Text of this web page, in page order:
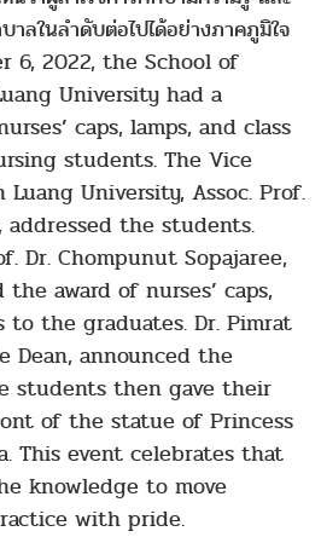
ลในลำดับต่อไปได้อย่างภาคภูมิใจ
6, 2022, the School of
University had a
caps, lamps, and class
students. The Vice
Luang University, Assoc. Prof.
addressed the students.
Dr. Chompunut Sopajaree,
award of nurses’ caps,
to the graduates. Dr. Pimrat
Dean, announced the
students then gave their
of the statue of Princess
This event celebrates that
knowledge to move
with pride.